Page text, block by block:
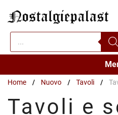
contenuto
Products
search
Home / Nuovo / Tavoli /
Tavoli e